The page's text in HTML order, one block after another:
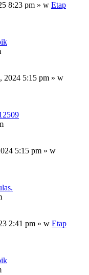
8:23 pm » w Etap
2024 5:15 pm » w
5:15 pm » w
2:41 pm » w Etap